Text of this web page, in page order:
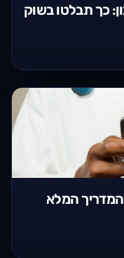
כך תבלטו בשוק
המדריך המלא